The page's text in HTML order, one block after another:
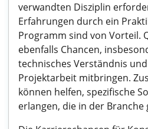
verwandten Disziplin
Erfahrungen durch ein
Programm sind von Vorteil.
ebenfalls Chancen,
technisches Verständnis
Projektarbeit mitbringen.
können helfen, spezifische
erlangen, die in der Branche